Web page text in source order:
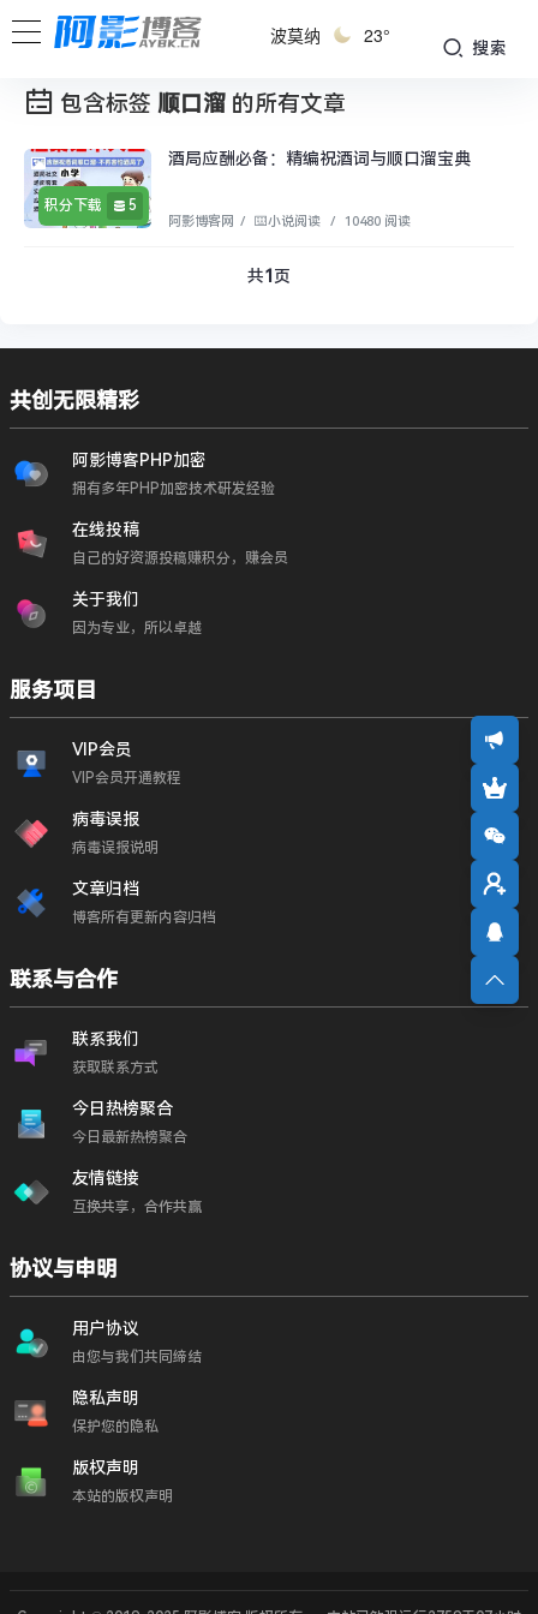
波莫纳 23°
搜索
包含标签 顺口溜 的所有文章
积分下载 5
酒局应酬必备：精编祝酒词与顺口溜宝典
阿影博客网 / ⌨️小说阅读 / 10480 阅读
共1 页
共创无限精彩
阿影博客PHP加密
拥有多年PHP加密技术研发经验
在线投稿
自己的好资源投稿赚积分，赚会员
关于我们
因为专业，所以卓越
服务项目
VIP会员
VIP会员开通教程
病毒误报
病毒误报说明
文章归档
博客所有更新内容归档
联系与合作
联系我们
获取联系方式
今日热榜聚合
今日最新热榜聚合
友情链接
互换共享，合作共赢
协议与申明
用户协议
由您与我们共同缔结
隐私声明
保护您的隐私
版权声明
本站的版权声明